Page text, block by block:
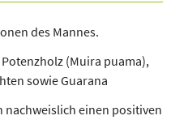
des Mannes.
(Muira puama),
sowie Guarana
nachweislich einen positiven